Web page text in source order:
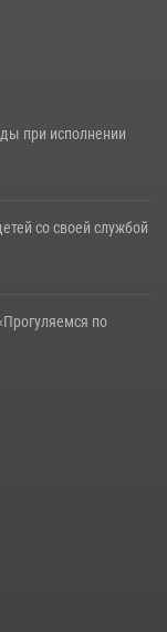
при исполнении
со своей службой
по